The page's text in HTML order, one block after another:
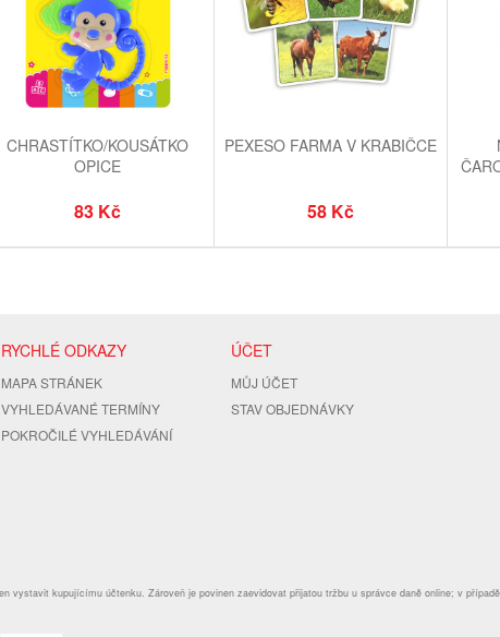
CHRASTÍTKO/KOUSÁTKO
OPICE
83 Kč
PEXESO FARMA V KRABIČCE
58 Kč
RYCHLÉ ODKAZY
MAPA STRÁNEK
VYHLEDÁVANÉ TERMÍNY
POKROČILÉ VYHLEDÁVÁNÍ
ÚČET
MŮJ ÚČET
STAV OBJEDNÁVKY
vystavit kupujícímu účtenku. Zároveň je povinen zaevidovat přijatou tržbu u správce daně online; v